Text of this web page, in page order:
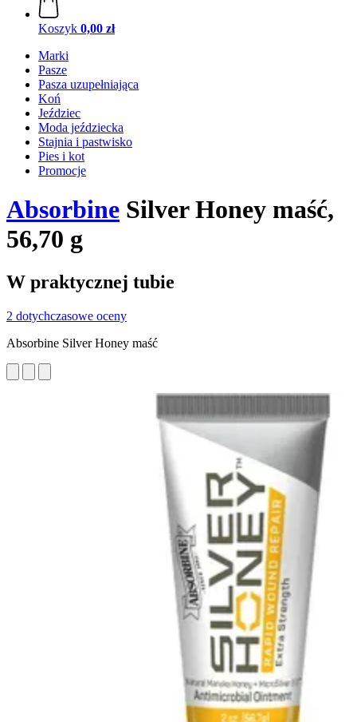
Koszyk 0,00 zł
Marki
Pasze
Pasza uzupełniająca
Koń
Jeździec
Moda jeździecka
Stajnia i pastwisko
Pies i kot
Promocje
Absorbine Silver Honey maść,
56,70 g
W praktycznej tubie
2 dotychczasowe oceny
Absorbine Silver Honey maść